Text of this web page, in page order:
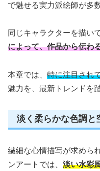
で魅せる実力派絵師が多
同じキャラクターを描い
によって、作品から伝わ
本章では、 特に注目され
魅力を、最新トレンドを
淡く柔らかな色調と
繊細な心情描写が求めら
ンアートでは、 淡い水彩